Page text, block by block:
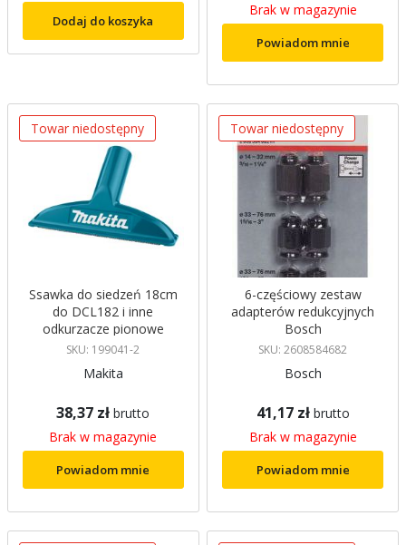
Dodaj do koszyka
Brak w magazynie
Powiadom mnie
Towar niedostępny
Ssawka do siedzeń 18cm
do DCL182 i inne
odkurzacze pionowe
(niebieska) Makita
SKU: 199041-2
Makita
38,37 zł brutto
Brak w magazynie
Powiadom mnie
Towar niedostępny
6-częściowy zestaw
adapterów redukcyjnych
Bosch
SKU: 2608584682
Bosch
41,17 zł brutto
Brak w magazynie
Powiadom mnie